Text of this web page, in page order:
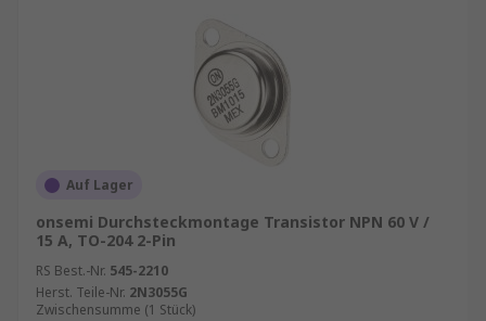
Auf Lager
onsemi Durchsteckmontage Transistor NPN 60 V /
15 A, TO-204 2-Pin
RS Best.-Nr. 545-2210
Herst. Teile-Nr. 2N3055G
Zwischensumme (1 Stück)